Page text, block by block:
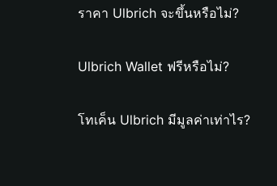
ราคา Ulbrich จะขึ้นหรือไม่?
Ulbrich Wallet ฟรีหรือไม่?
โทเค็น Ulbrich มีมูลค่าเท่าไร?